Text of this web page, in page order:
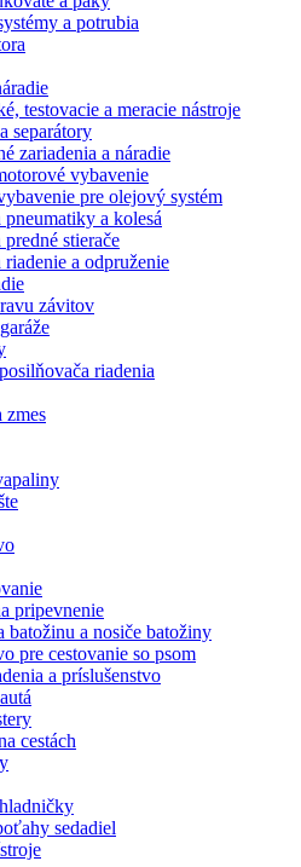
a potrubia
testovacie a meracie nástroje
separátory
zariadenia a náradie
vybavenie
pre olejový systém
pneumatiky a kolesá
stierače
riadenie a odpruženie
závitov
riadenia
zmes
pripevnenie
batožinu a nosiče batožiny
pre cestovanie so psom
a príslušenstvo
cestách
sedadiel